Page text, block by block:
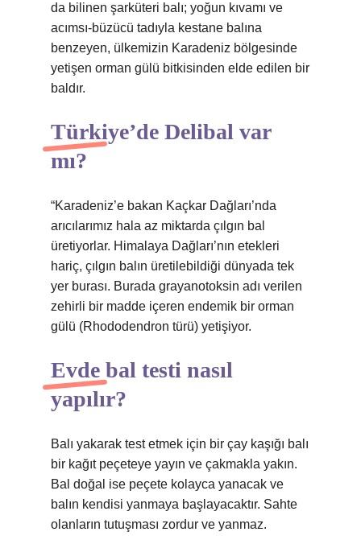
da bilinen şarküteri balı; yoğun kıvamı ve
acımsı-büzücü tadıyla kestane balına
benzeyen, ülkemizin Karadeniz bölgesinde
yetişen orman gülü bitkisinden elde edilen bir
baldır.
Türkiye’de Delibal var
mı?
“Karadeniz’e bakan Kaçkar Dağları’nda
arıcılarımız hala az miktarda çılgın bal
üretiyorlar. Himalaya Dağları’nın etekleri
hariç, çılgın balın üretilebildiği dünyada tek
yer burası. Burada grayanotoksin adı verilen
zehirli bir madde içeren endemik bir orman
gülü (Rhododendron türü) yetişiyor.
Evde bal testi nasıl
yapılır?
Balı yakarak test etmek için bir çay kaşığı balı
bir kağıt peçeteye yayın ve çakmakla yakın.
Bal doğal ise peçete kolayca yanacak ve
balın kendisi yanmaya başlayacaktır. Sahte
olanların tutuşması zordur ve yanmaz.